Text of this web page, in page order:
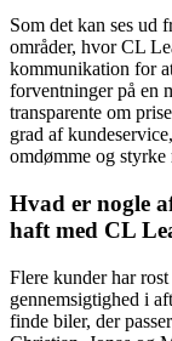
Som det kan ses ud
områder, hvor CL
kommunikation for
forventninger på en
transparente om
grad af
omdømme og styrke
Hvad er nogle
haft med CL
Flere kunder har
gennemsigtighed i
finde biler, der